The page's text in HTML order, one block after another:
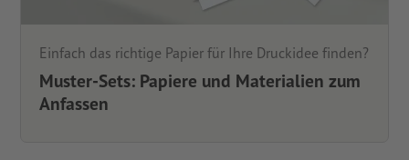
Einfach das richtige Papier für Ihre Druckidee finden?
Muster-Sets: Papiere und Materialien zum
Anfassen